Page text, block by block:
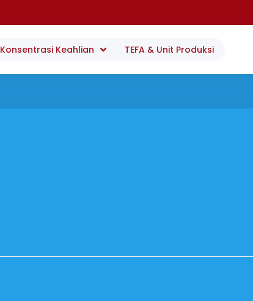
Konsentrasi Keahlian TEFA & Unit Produksi